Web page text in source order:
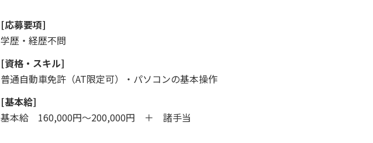
[応募要項]
学歴・経歴不問
[資格・スキル]
普通自動車免許（AT限定可）・パソコンの基本操作
[基本給]
基本給 160,000円〜200,000円 ＋ 諸手当